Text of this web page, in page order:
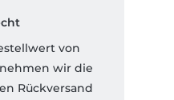
von
wir die
Rückversand